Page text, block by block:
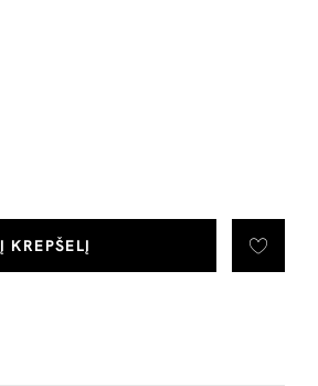
Į KREPŠELĮ